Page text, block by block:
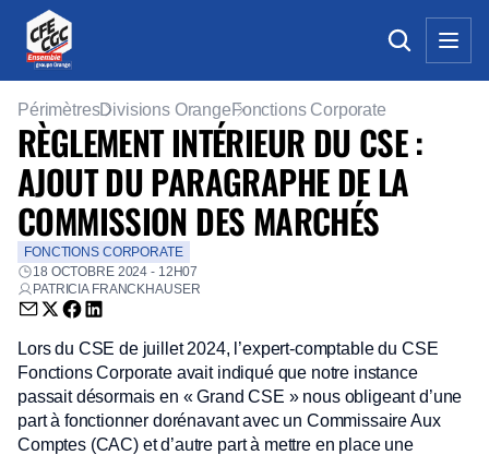
PérimètresDivisions Orange Fonctions Corporate
RÈGLEMENT INTÉRIEUR DU CSE :
AJOUT DU PARAGRAPHE DE LA
COMMISSION DES MARCHÉS
FONCTIONS CORPORATE
18 OCTOBRE 2024 - 12H07
PATRICIA FRANCKHAUSER
Envoyer par email (nouvelle fenêtre)
Partager sur Twitter (nouvelle fenêtre)
Partager sur Facebook (nouvelle fenêtre)
Partager sur LinkedIn (nouvelle fenêtre)
Lors du CSE de juillet 2024, l’expert-comptable du CSE
Fonctions Corporate avait indiqué que notre instance
passait désormais en « Grand CSE » nous obligeant d’une
part à fonctionner dorénavant avec un Commissaire Aux
Comptes (CAC) et d’autre part à mettre en place une